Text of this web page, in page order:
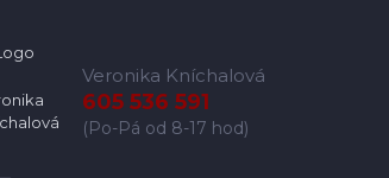
Veronika Kníchalová
605 536 591
(Po-Pá od 8-17 hod)